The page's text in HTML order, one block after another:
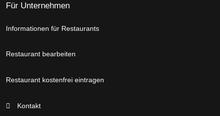
Für Unternehmen
Informationen für Restaurants
Restaurant bearbeiten
Restaurant kostenfrei eintragen
Kontakt